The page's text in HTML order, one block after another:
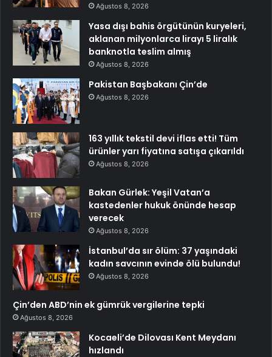
Ağustos 8, 2026
Yasa dışı bahis örgütünün kuryeleri,
aklanan milyonlarca lirayı 5 liralık
banknotla teslim almış
Ağustos 8, 2026
Pakistan Başbakanı Çin’de
Ağustos 8, 2026
163 yıllık tekstil devi iflas etti! Tüm
ürünler yarı fiyatına satışa çıkarıldı
Ağustos 8, 2026
Bakan Gürlek: Yeşil Vatan’a
kastedenler hukuk önünde hesap
verecek
Ağustos 8, 2026
İstanbul’da sır ölüm: 37 yaşındaki
kadın savcının evinde ölü bulundu!
Ağustos 8, 2026
Çin’den ABD’nin ek gümrük vergilerine tepki
Ağustos 8, 2026
Kocaeli’de Dilovası Kent Meydanı
hızlandı